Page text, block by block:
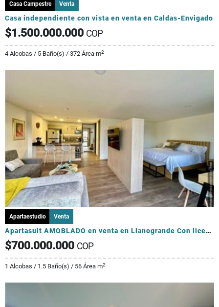
Casa Campestre Venta
Casa independiente con vista en venta en Caldas-Envigado
$1.500.000.000 COP
4 Alcobas / 5 Baño(s) / 372 Área m2
Apartaestudio Venta
Apartasuit AMOBLADO en venta en Llanogrande Con licencia hotelera.
$700.000.000 COP
1 Alcobas / 1.5 Baño(s) / 56 Área m2